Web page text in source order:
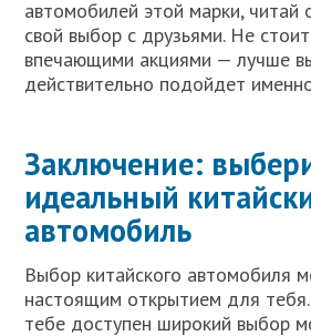
автомобилей этой марки, читай
свой выбор с друзьями. Не стоит
впечающими акциями — лучше
действительно подойдет
Заключение:
идеальный
автомобиль
Выбор китайского автомобиля
настоящим открытием для
тебе доступен широкий выбор